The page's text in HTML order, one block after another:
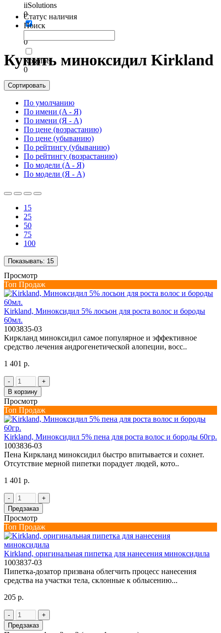
iiSolutions
0
Kirkland
0
Rogaine
0
Статус наличия
Поиск
Купить миноксидил Kirkland
Сортировать
По умолчанию
По имени (A - Я)
По имени (Я - A)
По цене (возрастанию)
По цене (убыванию)
По рейтингу (убыванию)
По рейтингу (возрастанию)
По модели (A - Я)
По модели (Я - A)
15
25
50
75
100
Показывать: 15
Просмотр
Топ Продаж
Kirkland, Миноксидил 5% лосьон для роста волос и бороды
60мл.
1003835-03
Киркланд миноксидил самое популярное и эффективное
средcтво лечения андрогенетической алопеции, восс..
1 401 р.
-
+
В корзину
Просмотр
Топ Продаж
Kirkland, Миноксидил 5% пена для роста волос и бороды 60гр.
1003836-03
Пена Киркланд миноксидил быстро впитывается и сохнет.
Отсутствие мерной пипетки порадует людей, кото..
1 401 р.
-
+
Предзаказ
Просмотр
Топ Продаж
Kirkland, оригинальная пипетка для нанесения миноксидила
1003837-03
Пипетка-дозатор призвана облегчить процесс нанесения
средства на участки тела, склонные к облысению...
205 р.
-
+
Предзаказ